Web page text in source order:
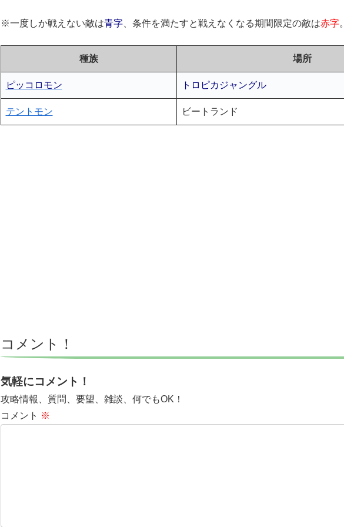
※一度しか戦えない敵は青字、条件を満たすと戦えなくなる期間限定の敵は赤字。
種族 場所
ピッコロモン トロピカジャングル
テントモン ビートランド
コメント！
気軽にコメント！
攻略情報、質問、要望、雑談、何でもOK！
コメント ※